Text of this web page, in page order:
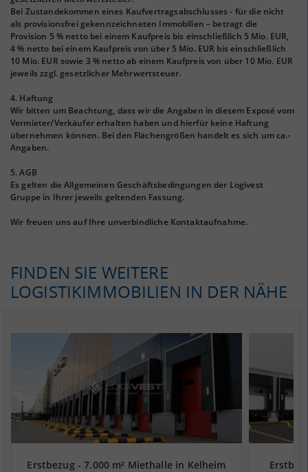
Bei Zustandekommen eines Kaufvertragsabschlusses - für die nicht
als provisionsfrei gekennzeichneten Immobilien – betragt die
Provision 5 % netto bei einem Kaufpreis bis einschließlich 5 Mio. EUR,
4 % netto bei einem Kaufpreis von über 5 Mio. EUR bis einschließlich
10 Mio. EUR sowie 3 % netto ab einem Kaufpreis von über 10 Mio. EUR
jeweils zzgl. gesetzlicher Mehrwertsteuer.
4. Haftung
Wir bitten um Beachtung, dass wir die Angaben in diesem Exposé vom
Vermieter/Verkäufer erhalten haben und hierfür keine Haftung
übernehmen können. Bei den Flächengrößen handelt es sich um ca.-
Angaben.
5. AGB
Es gelten die Allgemeinen Geschäftsbedingungen der Logivest
Gruppe in Ihrer jeweils geltenden Fassung.
Wir freuen uns auf Ihre unverbindliche Kontaktaufnahme.
FINDEN SIE WEITERE
LOGISTIKIMMOBILIEN IN DER NÄHE
Erstbezug - 7.000 m² Miethalle in Kelheim